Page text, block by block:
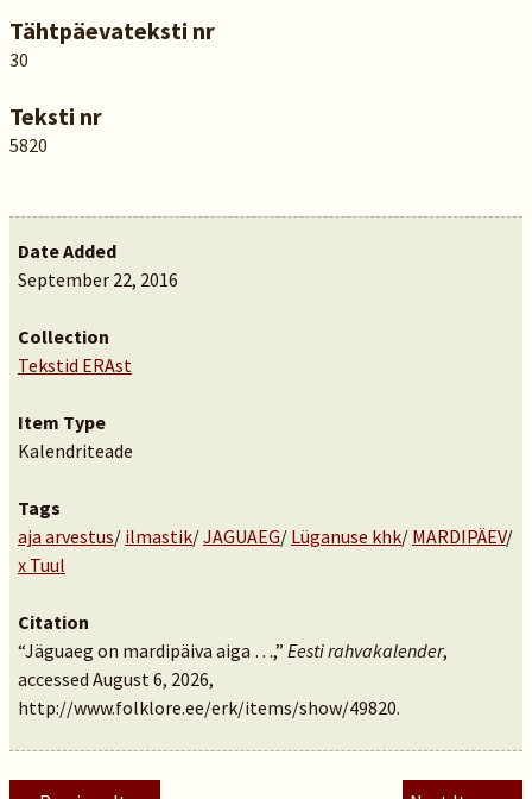
Tähtpäevateksti nr
30
Teksti nr
5820
Date Added
September 22, 2016
Collection
Tekstid ERAst
Item Type
Kalendriteade
Tags
aja arvestus/ ilmastik/JAGUAEG/ Lüganuse khk/ MARDIPÄEV/
x Tuul
Citation
“Jäguaeg on mardipäiva aiga …,” Eesti rahvakalender,
accessed August 6, 2026,
http://www.folklore.ee/erk/items/show/49820.